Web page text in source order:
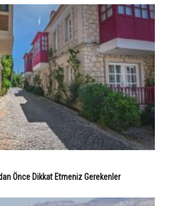
Önce Dikkat Etmeniz Gerekenler